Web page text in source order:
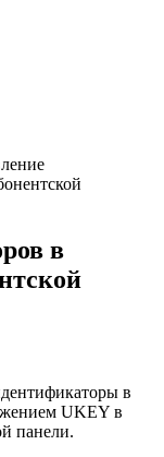
в
в
UKEY в
панели.